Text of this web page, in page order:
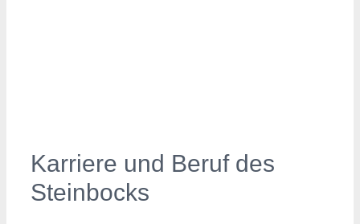
Karriere und Beruf des
Steinbocks